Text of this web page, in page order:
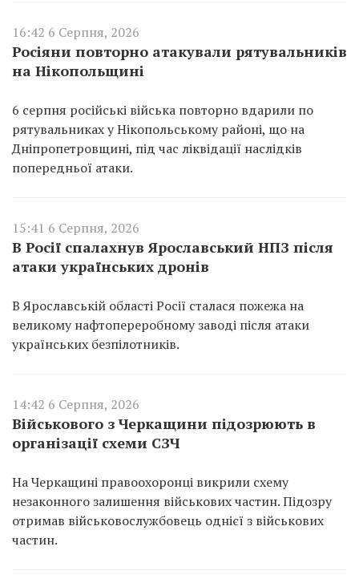
16:42 6 Серпня, 2026
Росіяни повторно атакували рятувальників
на Нікопольщині
6 серпня російські війська повторно вдарили по
рятувальниках у Нікопольському районі, що на
Дніпропетровщині, під час ліквідації наслідків
попередньої атаки.
15:41 6 Серпня, 2026
В Росії спалахнув Ярославський НПЗ після
атаки українських дронів
В Ярославській області Росії сталася пожежа на
великому нафтопереробному заводі після атаки
українських безпілотників.
14:42 6 Серпня, 2026
Військового з Черкащини підозрюють в
організації схеми СЗЧ
На Черкащині правоохоронці викрили схему
незаконного залишення військових частин. Підозру
отримав військовослужбовець однієї з військових
частин.